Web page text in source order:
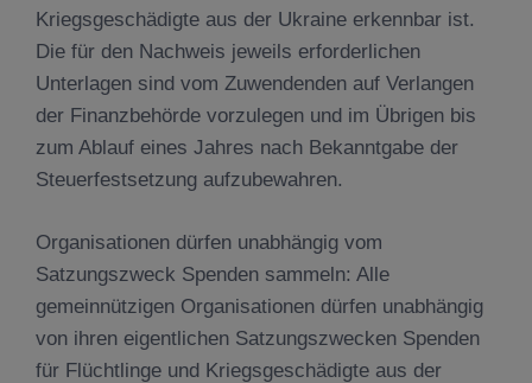
Kriegsgeschädigte aus der Ukraine erkennbar ist.
Die für den Nachweis jeweils erforderlichen
Unterlagen sind vom Zuwendenden auf Verlangen
der Finanzbehörde vorzulegen und im Übrigen bis
zum Ablauf eines Jahres nach Bekanntgabe der
Steuerfestsetzung aufzubewahren.
Organisationen dürfen unabhängig vom
Satzungszweck Spenden sammeln: Alle
gemeinnützigen Organisationen dürfen unabhängig
von ihren eigentlichen Satzungszwecken Spenden
für Flüchtlinge und Kriegsgeschädigte aus der